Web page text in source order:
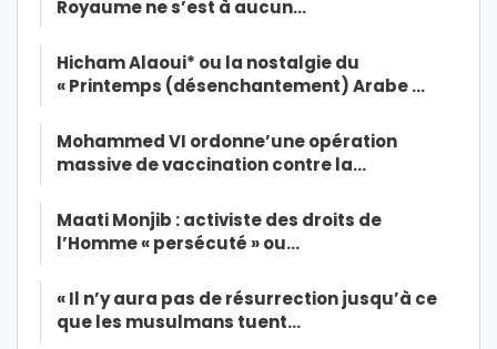
Royaume ne s’est à aucun…
Hicham Alaoui* ou la nostalgie du
« Printemps (désenchantement) Arabe …
Mohammed VI ordonne’une opération
massive de vaccination contre la…
Maati Monjib : activiste des droits de
l’Homme « persécuté » ou…
« Il n’y aura pas de résurrection jusqu’à ce
que les musulmans tuent…